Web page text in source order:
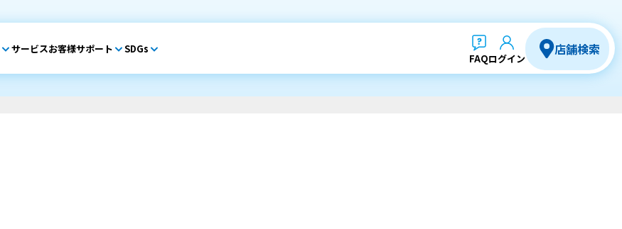
サービスお客様サポート SDGs
FAQログイン
店舗検索